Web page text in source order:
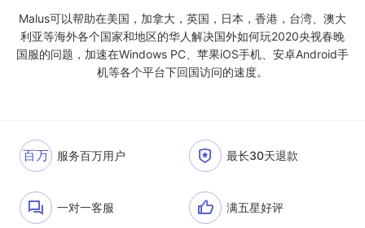
Malus可以帮助在美国，加拿大，英国，日本，香港，台湾、澳大
利亚等海外各个国家和地区的华人解决国外如何玩2020央视春晚
国服的问题，加速在Windows PC、苹果iOS手机、安卓Android手
机等各个平台下回国访问的速度。
百万 服务百万用户 最长30天退款
一对一客服 满五星好评